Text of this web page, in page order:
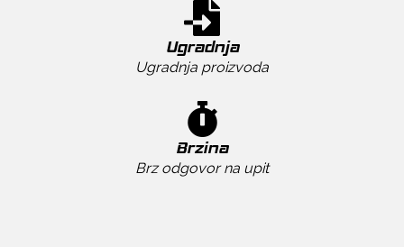
Ugradnja
Ugradnja proizvoda
Brzina
Brz odgovor na upit